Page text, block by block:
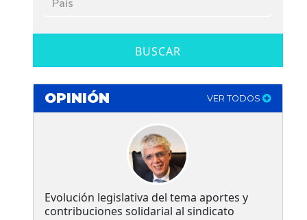
BUSCAR
OPINIÓN VER TODOS
Evolución legislativa del tema aportes y
contribuciones solidarial al sindicato